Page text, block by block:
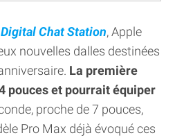
Digital Chat Station, Apple
nouvelles dalles destinées
La première
pouces et pourrait équiper
proche de 7 pouces,
Pro Max déjà évoqué ces